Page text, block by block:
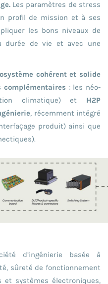
Les paramètres de stress
profil de mission et à ses
les bons niveaux de
durée de vie et avec une
cohérent et solide
complémentaires : les néo-
climatique) et H2P
, récemment intégré
produit) ainsi que
d’ingénierie basée à
sûreté de fonctionnement
systèmes électroniques,